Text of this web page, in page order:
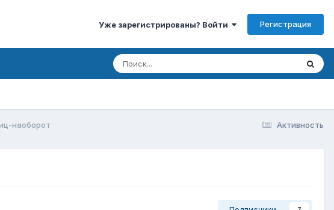
Уже зарегистрированы? Войти Регистрация
Активность
наоборот